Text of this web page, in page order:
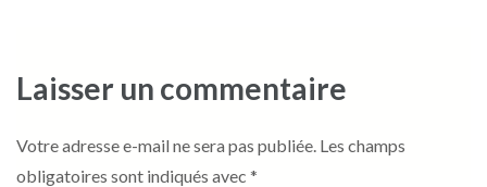
Laisser un commentaire
Votre adresse e-mail ne sera pas publiée. Les champs
obligatoires sont indiqués avec *